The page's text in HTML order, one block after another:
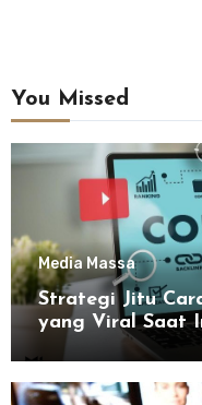
You Missed
Media Massa
Strategi Jitu
yang Viral Saat